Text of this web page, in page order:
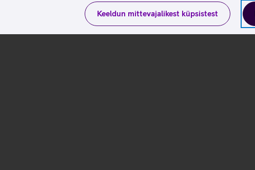
Keeldun mittevajalikest küpsistest